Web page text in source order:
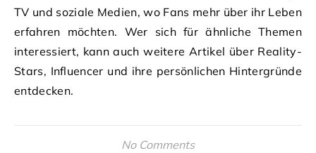
TV und soziale Medien, wo Fans mehr über ihr Leben
erfahren möchten. Wer sich für ähnliche Themen
interessiert, kann auch weitere Artikel über Reality-
Stars, Influencer und ihre persönlichen Hintergründe
entdecken.
No Comments